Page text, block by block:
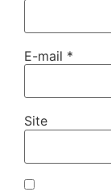
E-mail *
Site